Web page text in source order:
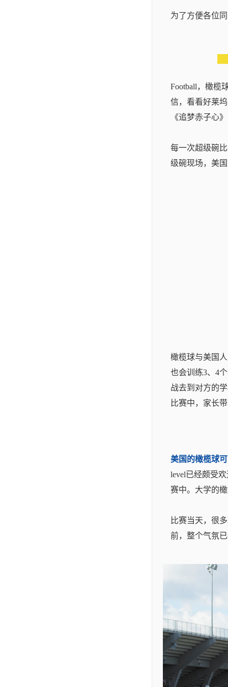
为了方便各位
Football，橄榄
信，看看好莱
《追梦赤子心
每一次超级碗
级碗现场，美
橄榄球与美国
也会训练3、4
战去到对方的
比赛中，家长
美国的橄榄球
level已经颇受
赛中。大学的
比赛当天，很
前，整个气氛